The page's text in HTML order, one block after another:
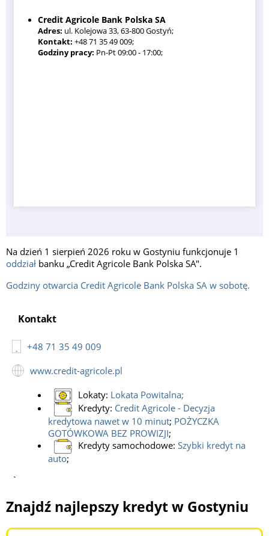
Credit Agricole Bank Polska SA
Adres: ul. Kolejowa 33, 63-800 Gostyń;
Kontakt: +48 71 35 49 009;
Godziny pracy: Pn-Pt 09:00 - 17:00;
Na dzień 1 sierpień 2026 roku w Gostyniu funkcjonuje 1
oddział banku „Credit Agricole Bank Polska SA".
Godziny otwarcia Credit Agricole Bank Polska SA w sobotę.
Kontakt
+48 71 35 49 009
www.credit-agricole.pl
Lokaty: Lokata Powitalna;
Kredyty: Credit Agricole - Decyzja
kredytowa nawet w 10 minut; POŻYCZKA
GOTÓWKOWA BEZ PROWIZJI;
Kredyty samochodowe: Szybki kredyt na
auto;
`
Znajdź najlepszy kredyt w Gostyniu